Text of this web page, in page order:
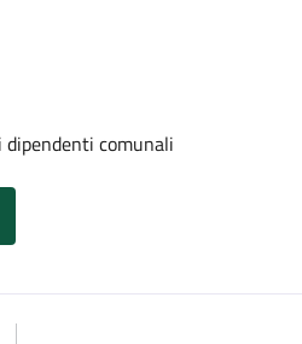
dipendenti comunali